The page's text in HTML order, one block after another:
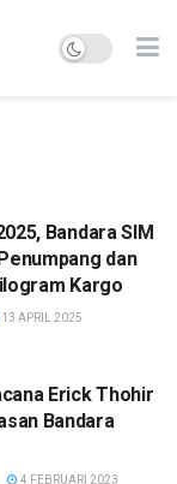
Bandara SIM
dan
Kargo
13 APRIL 2025
Erick Thohir
Bandara
4 FEBRUARI 2023